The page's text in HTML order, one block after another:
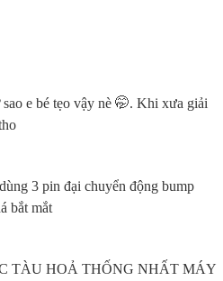
e bé tẹo vậy nè 🤭. Khi xưa giải
3 pin đại chuyển động bump
bắt mắt
TÀU HOẢ THỐNG NHẤT MÁY